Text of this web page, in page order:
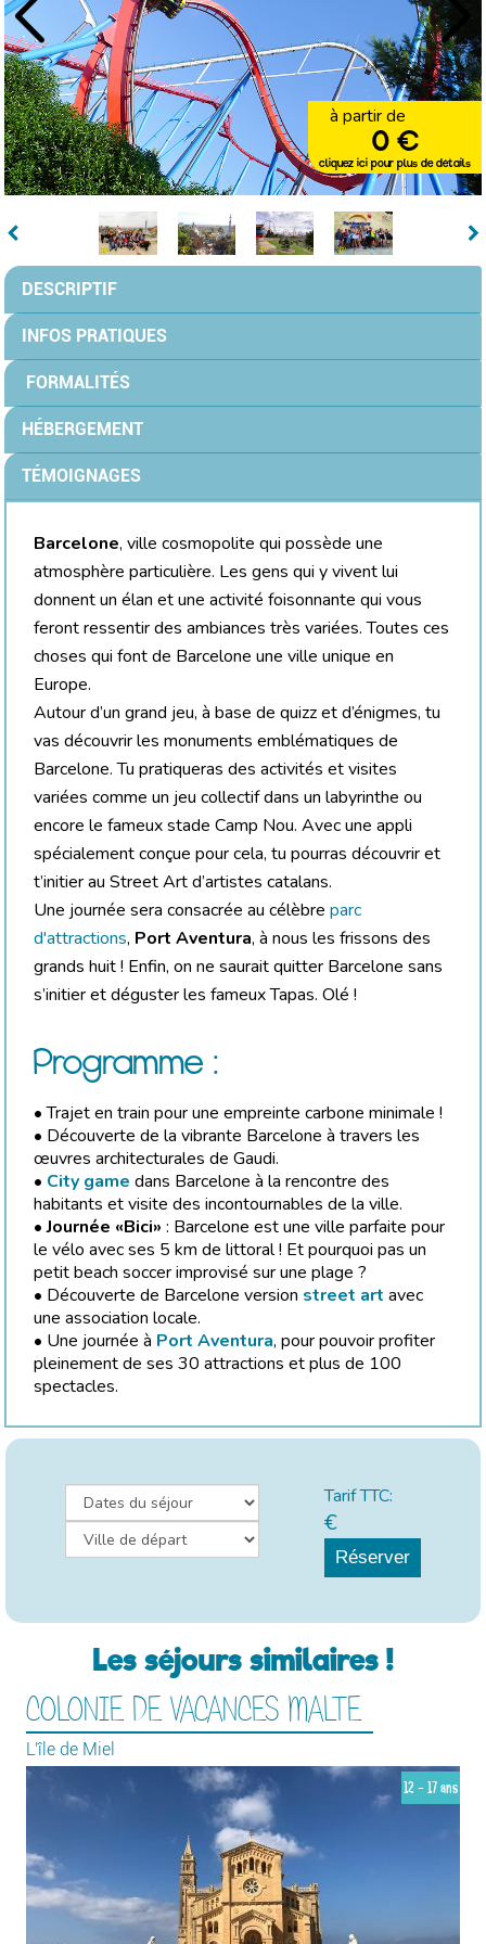
à partir de
0 €
cliquez ici pour plus de détails
DESCRIPTIF
INFOS PRATIQUES
FORMALITÉS
HÉBERGEMENT
TÉMOIGNAGES
Barcelone, ville cosmopolite qui possède une
atmosphère particulière. Les gens qui y vivent lui
donnent un élan et une activité foisonnante qui vous
feront ressentir des ambiances très variées. Toutes ces
choses qui font de Barcelone une ville unique en
Europe.
Autour d’un grand jeu, à base de quizz et d’énigmes, tu
vas découvrir les monuments emblématiques de
Barcelone. Tu pratiqueras des activités et visites
variées comme un jeu collectif dans un labyrinthe ou
encore le fameux stade Camp Nou. Avec une appli
spécialement conçue pour cela, tu pourras découvrir et
t’initier au Street Art d’artistes catalans.
Une journée sera consacrée au célèbre parc
d'attractions, Port Aventura, à nous les frissons des
grands huit ! Enfin, on ne saurait quitter Barcelone sans
s’initier et déguster les fameux Tapas. Olé !
Programme :
• Trajet en train pour une empreinte carbone minimale !
• Découverte de la vibrante Barcelone à travers les
œuvres architecturales de Gaudi.
• City game dans Barcelone à la rencontre des
habitants et visite des incontournables de la ville.
•Journée «Bici» : Barcelone est une ville parfaite pour
le vélo avec ses 5 km de littoral ! Et pourquoi pas un
petit beach soccer improvisé sur une plage ?
• Découverte de Barcelone version street art avec
une association locale.
• Une journée à Port Aventura, pour pouvoir profiter
pleinement de ses 30 attractions et plus de 100
spectacles.
Tarif TTC:
€
Réserver
Les séjours similaires !
COLONIE DE VACANCES MALTE
L'île de Miel
12 - 17 ans